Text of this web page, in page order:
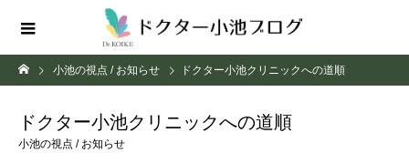
小池の視点 / お知らせ ドクター小池クリニックへの道順
ドクター小池クリニックへの道順
小池の視点 / お知らせ